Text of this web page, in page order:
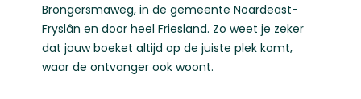
Brongersmaweg, in de gemeente Noardeast-
Fryslân en door heel Friesland. Zo weet je zeker
dat jouw boeket altijd op de juiste plek komt,
waar de ontvanger ook woont.